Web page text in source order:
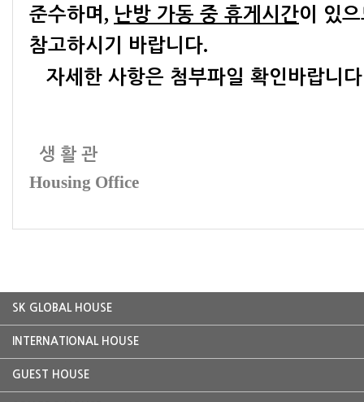
준수하며 , 난방 가동 중 휴게시간이 있
참고하시기 바랍니다.
자세한 사항은 첨부파일 확인바랍니
생 활 관
Housing Office
SK GLOBAL HOUSE
INTERNATIONAL HOUSE
GUEST HOUSE